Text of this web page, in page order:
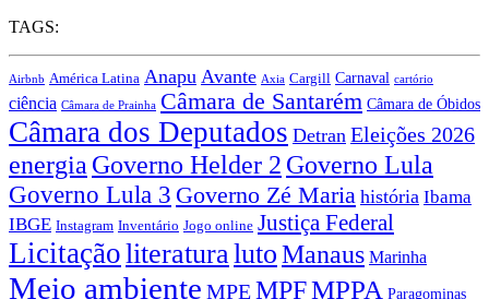
TAGS:
Airbnb América Latina Anapu Avante Axia Cargill Carnaval cartório
ciência Câmara de Prainha Câmara de Santarém Câmara de Óbidos
Câmara dos Deputados Detran Eleições 2026
energia Governo Helder 2 Governo Lula
Governo Lula 3 Governo Zé Maria história Ibama
IBGE Instagram Inventário Jogo online Justiça Federal
Licitaçãoliteratura lutoManaus Marinha
Meio ambiente MPEMPFMPPA Paragominas